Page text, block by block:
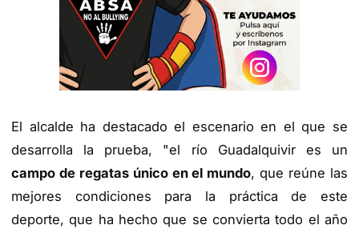
El alcalde ha destacado el escenario en el que se
desarrolla la prueba, "el río Guadalquivir es un
campo de regatas único en el mundo, que reúne las
mejores condiciones para la práctica de este
deporte, que ha hecho que se convierta todo el año